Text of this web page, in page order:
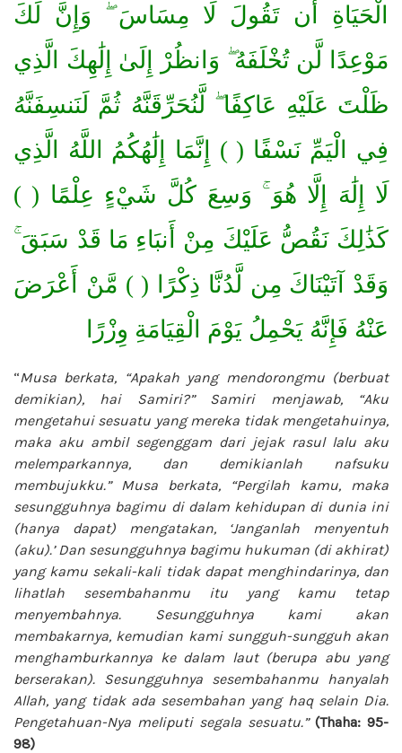
الْحَيَاةِ أَن تَقُولَ لَا مِسَاسَ ۖ وَإِنَّ لَكَ
مَوْعِدًا لَّن تُخْلَفَهُ ۖ وَانظُرْ إِلَىٰ إِلَٰهِكَ الَّذِي
ظَلْتَ عَلَيْهِ عَاكِفًا ۖ لَّنُحَرِّقَنَّهُ ثُمَّ لَنَنسِفَنَّهُ
فِي الْيَمِّ نَسْفًا ( ) إِنَّمَا إِلَٰهُكُمُ اللَّهُ الَّذِي
لَا إِلَٰهَ إِلَّا هُوَ ۚ وَسِعَ كُلَّ شَيْءٍ عِلْمًا ( )
كَذَٰلِكَ نَقُصُّ عَلَيْكَ مِنْ أَنبَاءِ مَا قَدْ سَبَقَ ۚ
وَقَدْ آتَيْنَاكَ مِن لَّدُنَّا ذِكْرًا ( ) مَّنْ أَعْرَضَ
عَنْهُ فَإِنَّهُ يَحْمِلُ يَوْمَ الْقِيَامَةِ وِزْرًا
“Musa berkata, “Apakah yang mendorongmu (berbuat
demikian), hai Samiri?” Samiri menjawab, “Aku
mengetahui sesuatu yang mereka tidak mengetahuinya,
maka aku ambil segenggam dari jejak rasul lalu aku
melemparkannya, dan demikianlah nafsuku
membujukku.” Musa berkata, “Pergilah kamu, maka
sesungguhnya bagimu di dalam kehidupan di dunia ini
(hanya dapat) mengatakan, ‘Janganlah menyentuh
(aku).’ Dan sesungguhnya bagimu hukuman (di akhirat)
yang kamu sekali-kali tidak dapat menghindarinya, dan
lihatlah sesembahanmu itu yang kamu tetap
menyembahnya. Sesungguhnya kami akan
membakarnya, kemudian kami sungguh-sungguh akan
menghamburkannya ke dalam laut (berupa abu yang
berserakan). Sesungguhnya sesembahanmu hanyalah
Allah, yang tidak ada sesembahan yang haq selain Dia.
Pengetahuan-Nya meliputi segala sesuatu.” (Thaha: 95-
98)